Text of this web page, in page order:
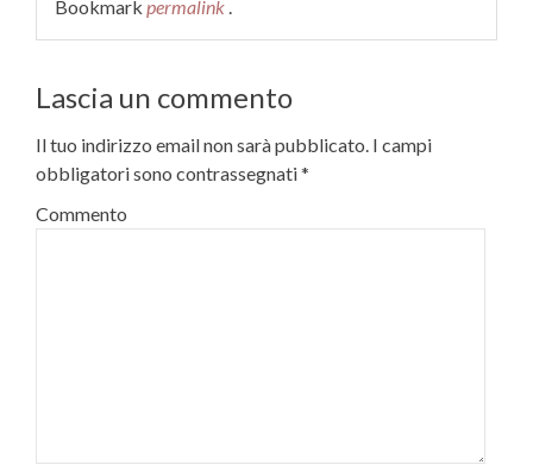
Bookmark permalink .
Lascia un commento
Il tuo indirizzo email non sarà pubblicato. I campi
obbligatori sono contrassegnati*
Commento